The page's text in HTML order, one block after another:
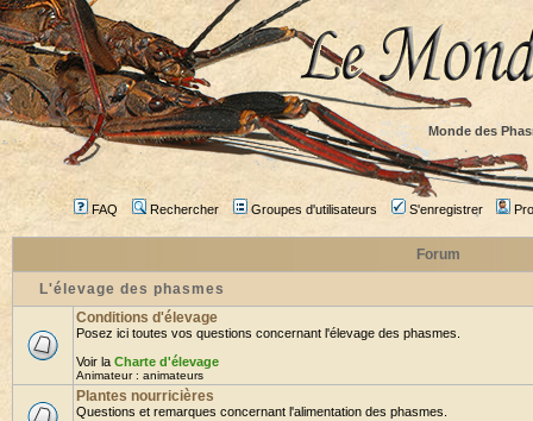
Monde des
FAQ Rechercher Groupes d'utilisateurs S'enregistrer
Forum
L'élevage des phasmes
Conditions d'élevage
Posez ici toutes vos questions concernant l'élevage des phasmes.
Voir la Charte d'élevage
Animateur : animateurs
Plantes nourricières
Questions et remarques concernant l'alimentation des phasmes.